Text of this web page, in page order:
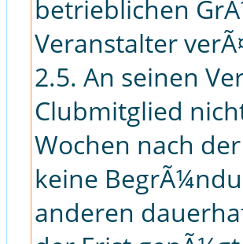
betrieblichen
Veranstalter
2.5. An seinen
Clubmitglied
Wochen nach
keine
anderen